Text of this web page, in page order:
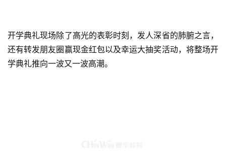
开学典礼现场除了高光的表彰时刻，发人深省的肺腑之言，
还有转发朋友圈赢现金红包以及幸运大抽奖活动，将整场开
学典礼推向一波又一波高潮。